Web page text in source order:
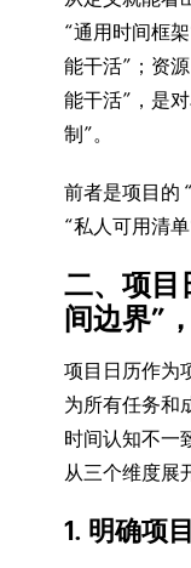
“通用时间框
能干活”；资
能干活”，是
制”。
前者是项目的
“私人可用清
二、项目
间边界”
项目日历作为
为所有任务和
时间认知不一
从三个维度展
1. 明确项